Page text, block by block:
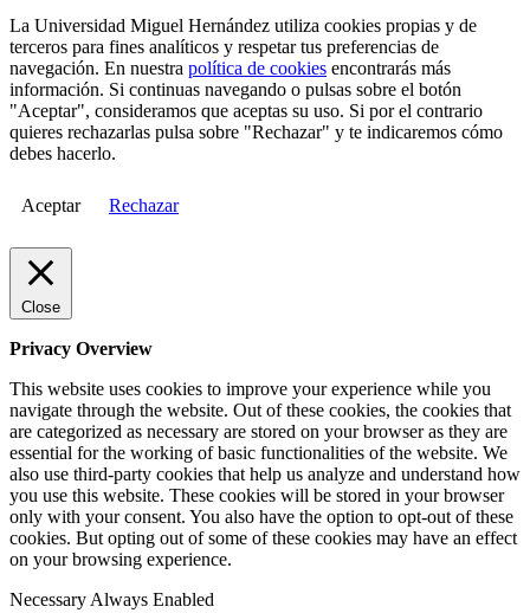
La Universidad Miguel Hernández utiliza cookies propias y de
terceros para fines analíticos y respetar tus preferencias de
navegación. En nuestra política de cookies encontrarás más
información. Si continuas navegando o pulsas sobre el botón
"Aceptar", consideramos que aceptas su uso. Si por el contrario
quieres rechazarlas pulsa sobre "Rechazar" y te indicaremos cómo
debes hacerlo.
Aceptar Rechazar
Close
Privacy Overview
This website uses cookies to improve your experience while you
navigate through the website. Out of these cookies, the cookies that
are categorized as necessary are stored on your browser as they are
essential for the working of basic functionalities of the website. We
also use third-party cookies that help us analyze and understand how
you use this website. These cookies will be stored in your browser
only with your consent. You also have the option to opt-out of these
cookies. But opting out of some of these cookies may have an effect
on your browsing experience.
Necessary Always Enabled